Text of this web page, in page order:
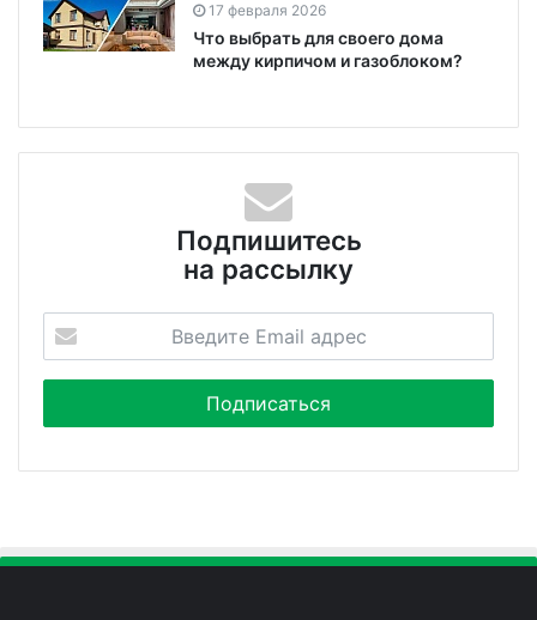
17 февраля 2026
Что выбрать для своего дома
между кирпичом и газоблоком?
Подпишитесь
на рассылку